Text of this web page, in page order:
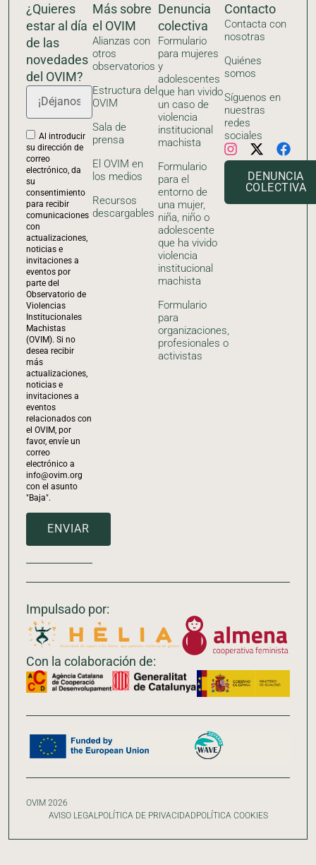
¿Quieres
estar al día
de las
novedades
del OVIM?
Al introducir
su dirección de
correo
electrónico, da
su
consentimiento
para recibir
comunicaciones
con
actualizaciones,
noticias e
invitaciones a
eventos por
parte del
Observatorio de
Violencias
Institucionales
Machistas
(OVIM). Si no
desea recibir
más
actualizaciones,
noticias e
invitaciones a
eventos
relacionados con
el OVIM, por
favor, envíe un
correo
electrónico a
info@ovim.org
con el asunto
"Baja".
ENVIAR
Más sobre
el OVIM
Alianzas con
otros
observatorios
Estructura del
OVIM
Sala de
prensa
El OVIM en
los medios
Recursos
descargables
Denuncia
colectiva
Formulario
para mujeres
y
adolescentes
que han vivido
un caso de
violencia
institucional
machista
Formulario
para el
entorno de
una mujer,
niña, niño o
adolescente
que ha vivido
violencia
institucional
machista
Formulario
para
organizaciones,
profesionales o
activistas
Contacto
Contacta con
nosotras
Quiénes
somos
Síguenos en
nuestras
redes
sociales
DENUNCIA
COLECTIVA
Impulsado por:
Con la colaboración de:
OVIM 2026
AVISO LEGALPOLÍTICA DE PRIVACIDADPOLÍTICA COOKIES